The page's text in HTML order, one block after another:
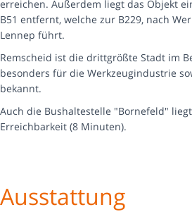
erreichen. Außerdem liegt das Objekt
B51 entfernt, welche zur B229, nach
Lennep führt.
Remscheid ist die drittgrößte Stadt im
besonders für die Werkzeugindustrie
bekannt.
Auch die Bushaltestelle "Bornefeld"
Erreichbarkeit (8 Minuten).
Ausstattung